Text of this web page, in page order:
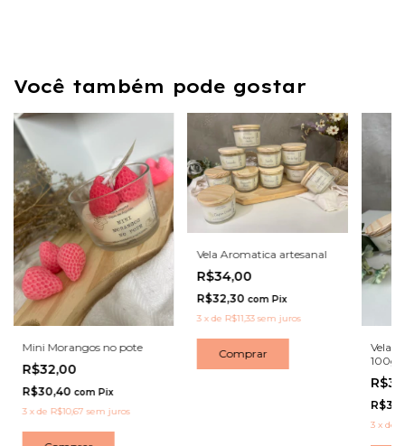
Você também pode gostar
Mini Morangos no pote
R$32,00
R$30,40 com Pix
3 xde R$10,67 sem juros
Vela Aromatica artesanal
R$34,00
R$32,30 com Pix
3 xde R$11,33 sem juros
Comprar
Vela
100g
3 x de